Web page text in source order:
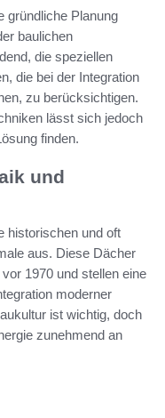
gründliche Planung
baulichen
die speziellen
die bei der Integration
zu berücksichtigen.
lässt sich jedoch
finden.
und
historischen und oft
aus. Diese Dächer
1970 und stellen eine
moderner
ist wichtig, doch
zunehmend an